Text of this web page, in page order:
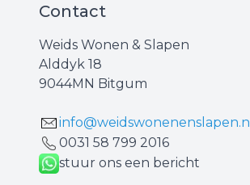
Contact
Weids Wonen & Slapen
Alddyk 18
9044MN Bitgum
info@weidswonenenslapen.nl
0031 ‪58 799 2016‬
stuur ons een bericht